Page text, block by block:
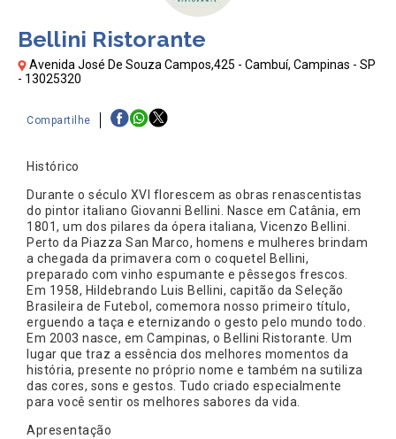
Bellini Ristorante
Avenida José De Souza Campos,425 - Cambuí, Campinas - SP
- 13025320
Compartilhe
Histórico
Durante o século XVI florescem as obras renascentistas
do pintor italiano Giovanni Bellini. Nasce em Catânia, em
1801, um dos pilares da ópera italiana, Vicenzo Bellini.
Perto da Piazza San Marco, homens e mulheres brindam
a chegada da primavera com o coquetel Bellini,
preparado com vinho espumante e pêssegos frescos.
Em 1958, Hildebrando Luis Bellini, capitão da Seleção
Brasileira de Futebol, comemora nosso primeiro título,
erguendo a taça e eternizando o gesto pelo mundo todo.
Em 2003 nasce, em Campinas, o Bellini Ristorante. Um
lugar que traz a essência dos melhores momentos da
história, presente no próprio nome e também na sutiliza
das cores, sons e gestos. Tudo criado especialmente
para você sentir os melhores sabores da vida.
Apresentação